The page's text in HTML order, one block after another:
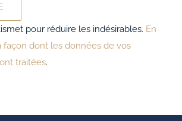
pour réduire les indésirables. En
façon dont les données de vos
traitées.